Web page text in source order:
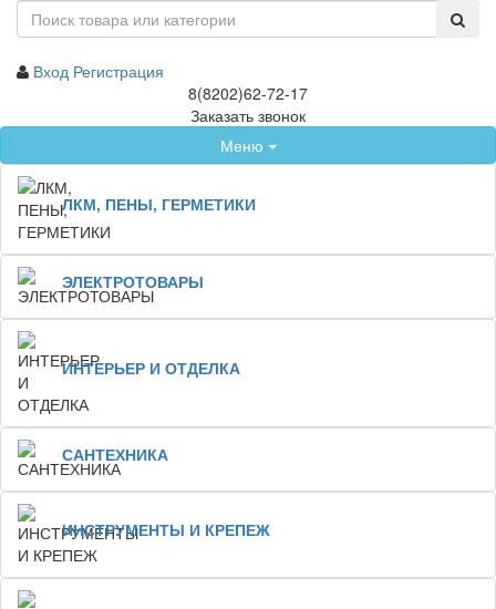
Вход Регистрация
8(8202)62-72-17
Заказать звонок
Меню
ЛКМ, ПЕНЫ, ГЕРМЕТИКИ
ЭЛЕКТРОТОВАРЫ
ИНТЕРЬЕР И ОТДЕЛКА
САНТЕХНИКА
ИНСТРУМЕНТЫ И КРЕПЕЖ